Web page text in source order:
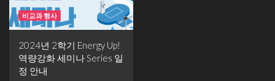
비교과 행사
2024년 2학기 Energy Up!
역량강화 세미나 Series 일
정 안내